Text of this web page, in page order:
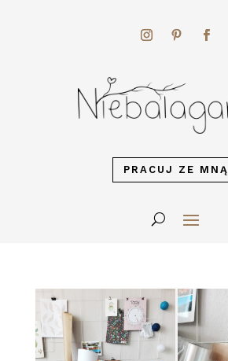
PRACUJ ZE MNĄ